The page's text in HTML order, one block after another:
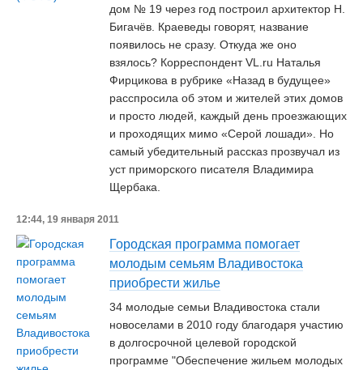
дом № 19 через год построил архитектор Н.
Бигачёв. Краеведы говорят, название
появилось не сразу. Откуда же оно
взялось? Корреспондент VL.ru Наталья
Фирцикова в рубрике «Назад в будущее»
расспросила об этом и жителей этих домов
и просто людей, каждый день проезжающих
и проходящих мимо «Серой лошади». Но
самый убедительный рассказ прозвучал из
уст приморского писателя Владимира
Щербака.
12:44, 19 января 2011
Городская программа помогает
молодым семьям Владивостока
приобрести жилье
34 молодые семьи Владивостока стали
новоселами в 2010 году благодаря участию
в долгосрочной целевой городской
программе "Обеспечение жильем молодых